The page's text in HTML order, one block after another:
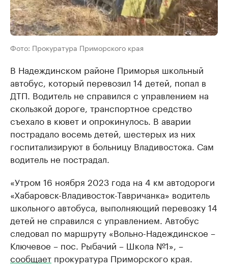
Фото: Прокуратура Приморского края
В Надеждинском районе Приморья школьный
автобус, который перевозил 14 детей, попал в
ДТП. Водитель не справился с управлением на
скользкой дороге, транспортное средство
съехало в кювет и опрокинулось. В аварии
пострадало восемь детей, шестерых из них
госпитализируют в больницу Владивостока. Сам
водитель не пострадал.
«Утром 16 ноября 2023 года на 4 км автодороги
«Хабаровск-Владивосток-Тавричанка» водитель
школьного автобуса, выполняющий перевозку 14
детей не справился с управлением. Автобус
следовал по маршруту «Вольно-Надеждинское –
Ключевое – пос. Рыбачий – Школа №1», –
сообщает прокуратура Приморского края.